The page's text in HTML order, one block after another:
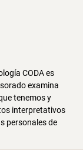
CODA es
examina
tenemos y
interpretativos
personales de